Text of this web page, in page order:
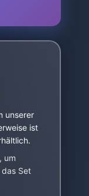
unserer
ist
um
Set